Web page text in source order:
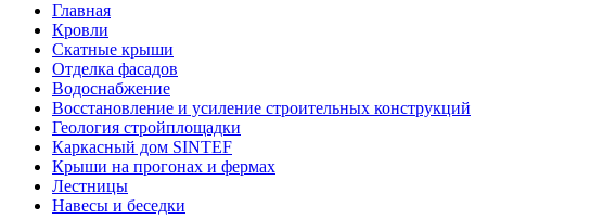
Главная
Кровли
Скатные крыши
Отделка фасадов
Водоснабжение
Восстановление и усиление строительных конструкций
Геология стройплощадки
Каркасный дом SINTEF
Крыши на прогонах и фермах
Лестницы
Навесы и беседки